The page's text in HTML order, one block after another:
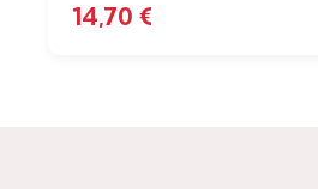
14,70 €